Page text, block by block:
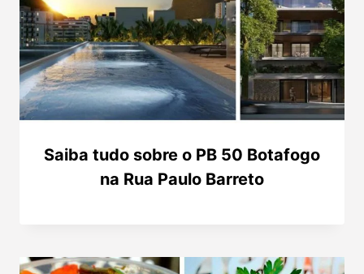
Saiba tudo sobre o PB 50 Botafogo
na Rua Paulo Barreto